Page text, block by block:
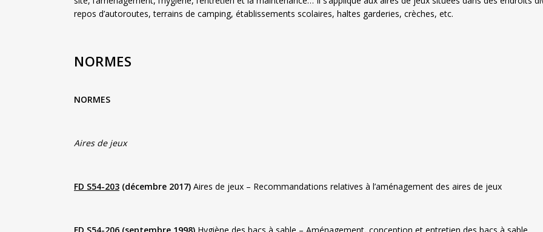
repos d’autoroutes, terrains de camping, établissements scolaires, haltes garderies, crèches, etc.
NORMES
NORMES
Aires de jeux
FD S54-203 (décembre 2017) Aires de jeux – Recommandations relatives à l’aménagement des aires de jeux